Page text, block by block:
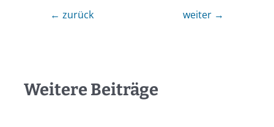
← zurück weiter →
Weitere Beiträge